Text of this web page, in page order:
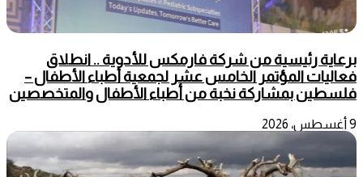
برعاية رئيسية من شركة فارمكس للأدوية .. انطلاق
فعاليات المؤتمر الخامس عشر لجمعية أطباء الأطفال –
فلسطين بمشاركة نخبة من أطباء الأطفال والمتخصصين
9 أغسطس، 2026